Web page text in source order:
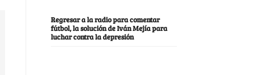
Regresar a la radio para comentar
fútbol, la solución de Iván Mejía para
luchar contra la depresión